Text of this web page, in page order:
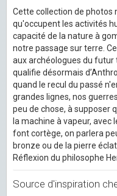
Cette collection de photos
qu'occupent les activités
capacité de la nature à
notre passage sur terre.
aux archéologues du
qualifie désormais
quand le recul du passé
grandes lignes, nos
peu de chose, à supposer
la machine à vapeur, avec
font cortège, on parlera
bronze ou de la pierre
Réflexion du philosophe
Source d'inspiration